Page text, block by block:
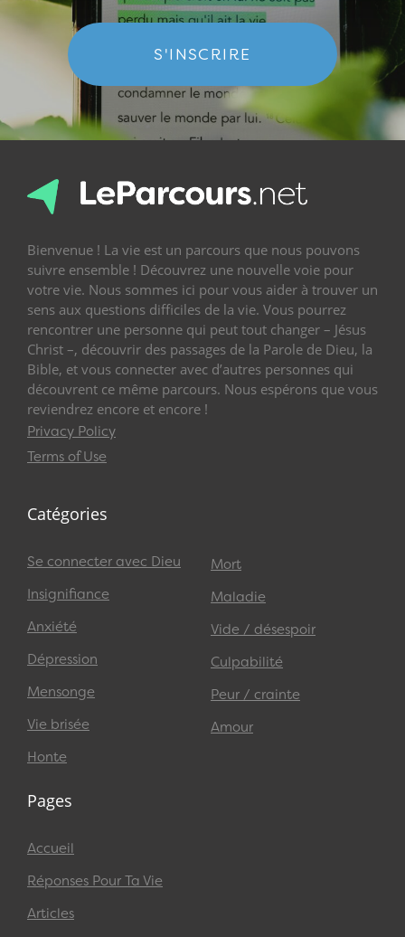
S'INSCRIRE
Bienvenue ! La vie est un parcours que nous pouvons
suivre ensemble ! Découvrez une nouvelle voie pour
votre vie. Nous sommes ici pour vous aider à trouver un
sens aux questions difficiles de la vie. Vous pourrez
rencontrer une personne qui peut tout changer – Jésus
Christ –, découvrir des passages de la Parole de Dieu, la
Bible, et vous connecter avec d’autres personnes qui
découvrent ce même parcours. Nous espérons que vous
reviendrez encore et encore !
Privacy Policy
Terms of Use
Catégories
Se connecter avec Dieu
Insignifiance
Anxiété
Dépression
Mensonge
Vie brisée
Honte
Mort
Maladie
Vide / désespoir
Culpabilité
Peur / crainte
Amour
Pages
Accueil
Réponses Pour Ta Vie
Articles